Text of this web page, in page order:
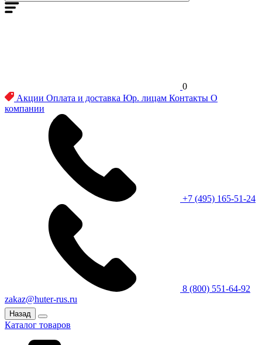
0
Акции Оплата и доставка Юр. лицам Контакты О
компании
+7 (495) 165-51-24
8 (800) 551-64-92
zakaz@huter-rus.ru
Назад
Каталог товаров